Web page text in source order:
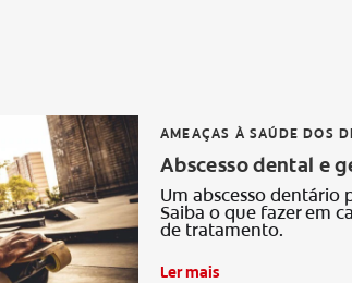
AMEAÇAS À SAÚDE DOS
Abscesso dental e
Um abscesso dentário
Saiba o que fazer em
de tratamento.
Ler mais